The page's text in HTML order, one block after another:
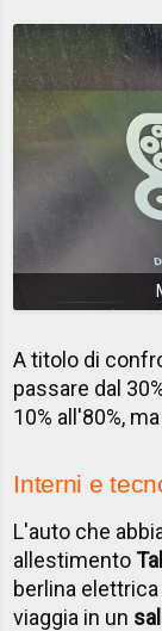
A titolo di
passare dal
10% all'80%,
Interni e
L'auto che
allestimento
berlina
viaggia in un